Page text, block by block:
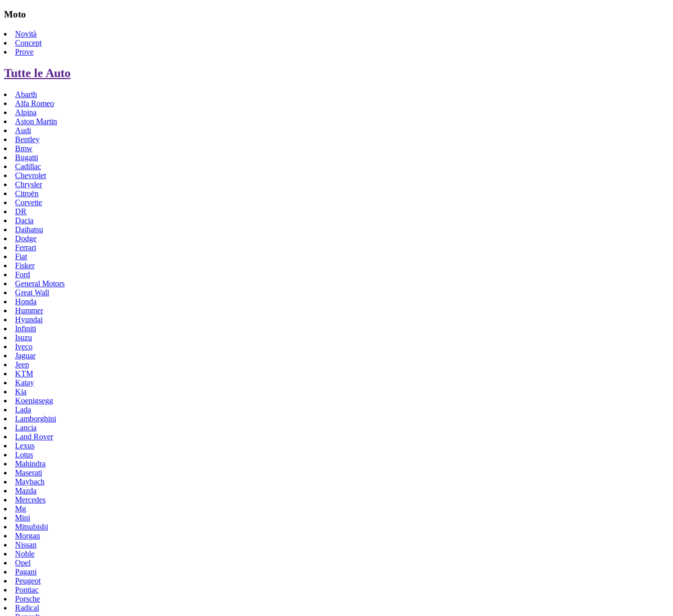
Moto
Novità
Concept
Prove
Tutte le Auto
Abarth
Alfa Romeo
Alpina
Aston Martin
Audi
Bentley
Bmw
Bugatti
Cadillac
Chevrolet
Chrysler
Citroën
Corvette
DR
Dacia
Daihatsu
Dodge
Ferrari
Fiat
Fisker
Ford
General Motors
Great Wall
Honda
Hummer
Hyundai
Infiniti
Isuzu
Iveco
Jaguar
Jeep
KTM
Katay
Kia
Koenigsegg
Lada
Lamborghini
Lancia
Land Rover
Lexus
Lotus
Mahindra
Maserati
Maybach
Mazda
Mercedes
Mg
Mini
Mitsubishi
Morgan
Nissan
Noble
Opel
Pagani
Peugeot
Pontiac
Porsche
Radical